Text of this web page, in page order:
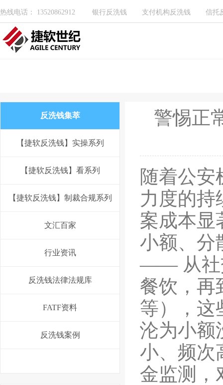
热线电话： 13520862912 银行反洗钱 支付机构反洗钱 信托
反洗钱集萃
【捷软反洗钱】实操系列
【捷软反洗钱】看系列
【捷软反洗钱】制裁合规系列
文汇百家
行业资讯
反洗钱法律法规库
FATF资料
反洗钱案例
警惕正
随着公安
力度的持
案成本显
小额、分
—— 从社
餐饮，再
等），这
沦为小额
小、频次
金监测，